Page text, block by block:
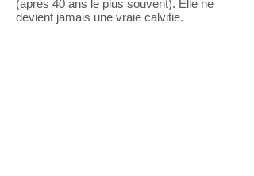
(après 40 ans le plus souvent). Elle ne
devient jamais une vraie calvitie.